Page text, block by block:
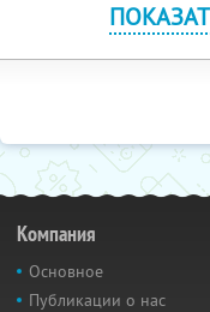
Компания
Основное
Публикации о нас